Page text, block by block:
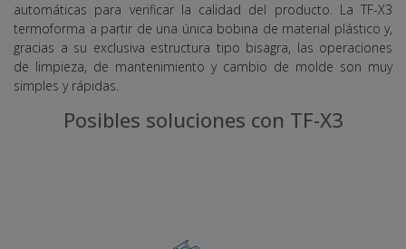
automáticas para verificar la calidad del producto. La TF-X3
termoforma a partir de una única bobina de material plástico y,
gracias a su exclusiva estructura tipo bisagra, las operaciones
de limpieza, de mantenimiento y cambio de molde son muy
simples y rápidas.
Posibles soluciones con TF-X3